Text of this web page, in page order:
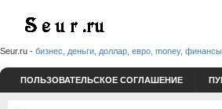
Seur.ru - бизнес, деньги, доллар, евро, money, финансы
ПОЛЬЗОВАТЕЛЬСКОЕ СОГЛАШЕНИЕ